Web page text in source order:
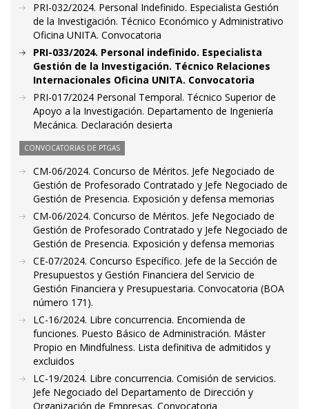
PRI-032/2024. Personal Indefinido. Especialista Gestión
de la Investigación. Técnico Económico y Administrativo
Oficina UNITA. Convocatoria
PRI-033/2024. Personal indefinido. Especialista
Gestión de la Investigación. Técnico Relaciones
Internacionales Oficina UNITA. Convocatoria
PRI-017/2024 Personal Temporal. Técnico Superior de
Apoyo a la Investigación. Departamento de Ingeniería
Mecánica. Declaración desierta
CONVOCATORIAS DE PTGAS
CM-06/2024. Concurso de Méritos. Jefe Negociado de
Gestión de Profesorado Contratado y Jefe Negociado de
Gestión de Presencia. Exposición y defensa memorias
CM-06/2024. Concurso de Méritos. Jefe Negociado de
Gestión de Profesorado Contratado y Jefe Negociado de
Gestión de Presencia. Exposición y defensa memorias
CE-07/2024. Concurso Específico. Jefe de la Sección de
Presupuestos y Gestión Financiera del Servicio de
Gestión Financiera y Presupuestaria. Convocatoria (BOA
número 171).
LC-16/2024. Libre concurrencia. Encomienda de
funciones. Puesto Básico de Administración. Máster
Propio en Mindfulness. Lista definitiva de admitidos y
excluidos
LC-19/2024. Libre concurrencia. Comisión de servicios.
Jefe Negociado del Departamento de Dirección y
Organización de Empresas. Convocatoria